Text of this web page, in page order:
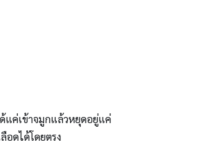
แค่เข้าจมูกแล้วหยุดอยู่แค่
อดได้โดยตรง